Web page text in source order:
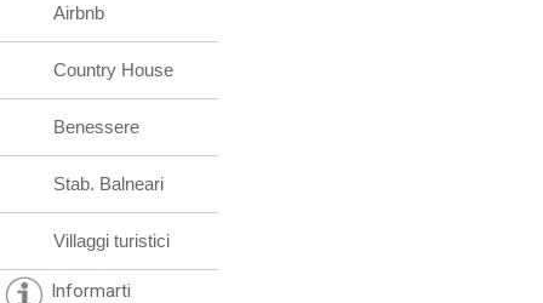
Airbnb
Country House
Benessere
Stab. Balneari
Villaggi turistici
Informarti